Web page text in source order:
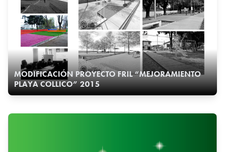
MODIFICACIÓN PROYECTO FRIL “MEJORAMIENTO
PLAYA COLLICO” 2015